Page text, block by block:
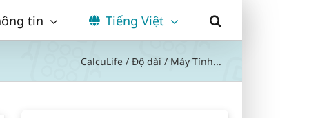
tin Tiếng Việt
CalcuLife / Độ dài / Máy Tính...